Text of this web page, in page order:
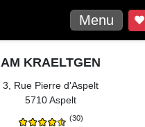
Menu
AM KRAELTGEN
3, Rue Pierre d'Aspelt
5710 Aspelt
(30)